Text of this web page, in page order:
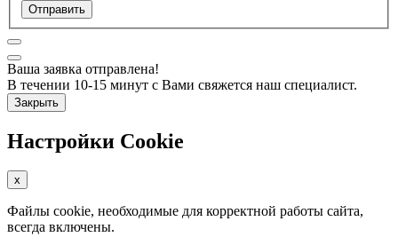
Отправить
Ваша заявка отправлена!
В течении 10-15 минут с Вами свяжется наш специалист.
Закрыть
Настройки Cookie
x
Файлы cookie, необходимые для корректной работы сайта,
всегда включены.